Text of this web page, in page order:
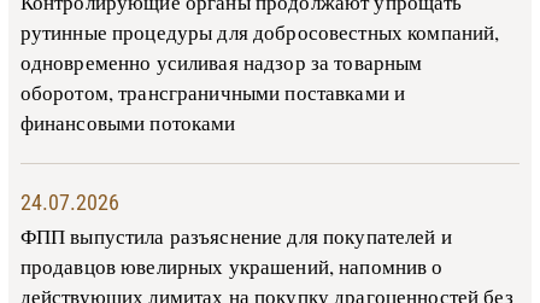
рутинные процедуры для добросовестных компаний,
одновременно усиливая надзор за товарным
оборотом, трансграничными поставками и
финансовыми потоками
24.07.2026
ФПП выпустила разъяснение для покупателей и
продавцов ювелирных украшений, напомнив о
действующих лимитах на покупку драгоценностей без